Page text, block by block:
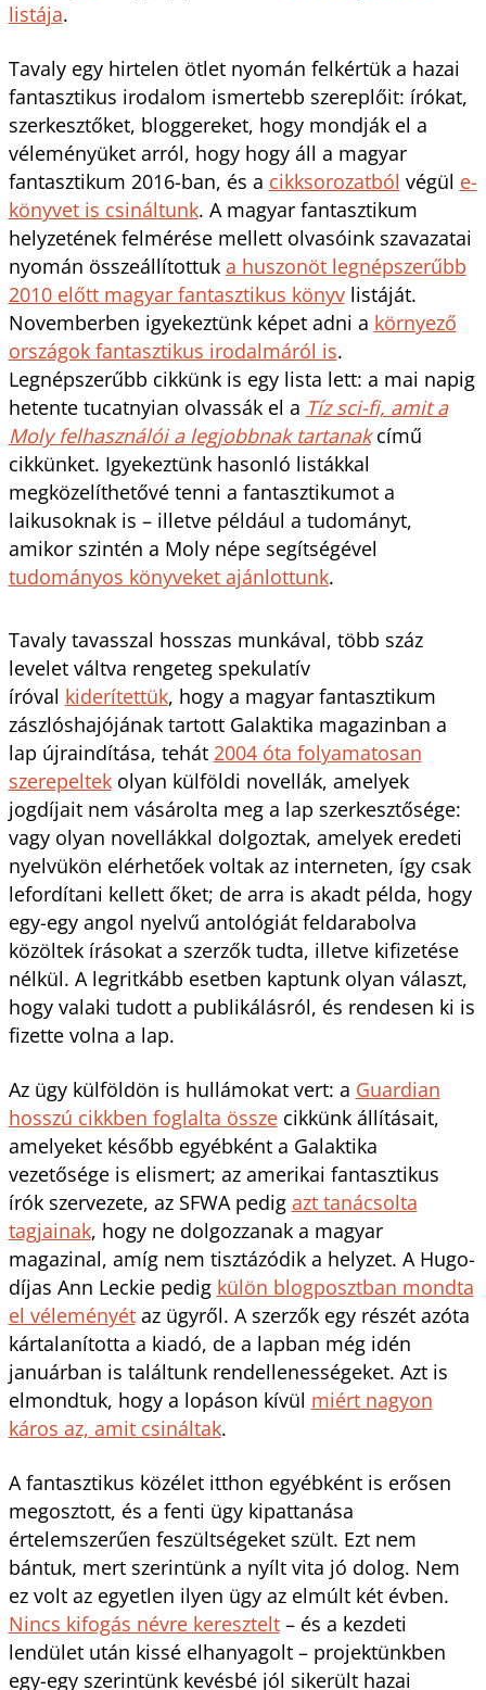
listája.
Tavaly egy hirtelen ötlet nyomán felkértük a hazai
fantasztikus irodalom ismertebb szereplőit: írókat,
szerkesztőket, bloggereket, hogy mondják el a
véleményüket arról, hogy hogy áll a magyar
fantasztikum 2016-ban, és a cikksorozatból végül e-
könyvet is csináltunk. A magyar fantasztikum
helyzetének felmérése mellett olvasóink szavazatai
nyomán összeállítottuk a huszonöt legnépszerűbb
2010 előtt magyar fantasztikus könyvlistáját.
Novemberben igyekeztünk képet adni a környező
országok fantasztikus irodalmáról is.
Legnépszerűbb cikkünk is egy lista lett: a mai napig
hetente tucatnyian olvassák el a Tíz sci-fi, amit a
Moly felhasználói a legjobbnak tartanakcímű
cikkünket. Igyekeztünk hasonló listákkal
megközelíthetővé tenni a fantasztikumot a
laikusoknak is – illetve például a tudományt,
amikor szintén a Moly népe segítségével
tudományos könyveket ajánlottunk.
Tavaly tavasszal hosszas munkával, több száz
levelet váltva rengeteg spekulatív
íróval kiderítettük, hogy a magyar fantasztikum
zászlóshajójának tartott Galaktika magazinban a
lap újraindítása, tehát 2004 óta folyamatosan
szerepeltekolyan külföldi novellák, amelyek
jogdíjait nem vásárolta meg a lap szerkesztősége:
vagy olyan novellákkal dolgoztak, amelyek eredeti
nyelvükön elérhetőek voltak az interneten, így csak
lefordítani kellett őket; de arra is akadt példa, hogy
egy-egy angol nyelvű antológiát feldarabolva
közöltek írásokat a szerzők tudta, illetve kifizetése
nélkül. A legritkább esetben kaptunk olyan választ,
hogy valaki tudott a publikálásról, és rendesen ki is
fizette volna a lap.
Az ügy külföldön is hullámokat vert: a Guardian
hosszú cikkben foglalta összecikkünk állításait,
amelyeket később egyébként a Galaktika
vezetősége is elismert; az amerikai fantasztikus
írók szervezete, az SFWA pedig azt tanácsolta
tagjainak, hogy ne dolgozzanak a magyar
magazinal, amíg nem tisztázódik a helyzet. A Hugo-
díjas Ann Leckie pedig külön blogposztban mondta
el véleményétaz ügyről. A szerzők egy részét azóta
kártalanította a kiadó, de a lapban még idén
januárban is találtunk rendellenességeket. Azt is
elmondtuk, hogy a lopáson kívül miért nagyon
káros az, amit csináltak.
A fantasztikus közélet itthon egyébként is erősen
megosztott, és a fenti ügy kipattanása
értelemszerűen feszültségeket szült. Ezt nem
bántuk, mert szerintünk a nyílt vita jó dolog. Nem
ez volt az egyetlen ilyen ügy az elmúlt két évben.
Nincs kifogás névre keresztelt– és a kezdeti
lendület után kissé elhanyagolt – projektünkben
egy-egy szerintünk kevésbé jól sikerült hazai